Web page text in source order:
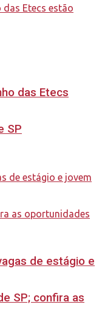
das Etecs
SP
de estágio e
SP; confira as